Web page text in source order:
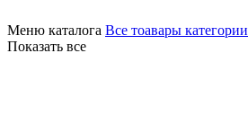
Меню каталога Все тоавары категории
Показать все